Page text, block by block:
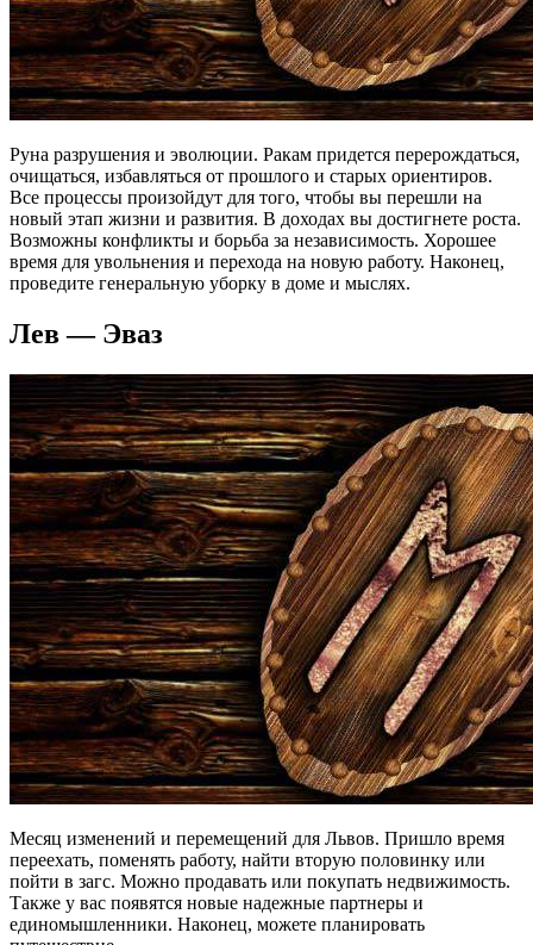
Руна разрушения и эволюции. Ракам придется перерождаться,
очищаться, избавляться от прошлого и старых ориентиров.
Все процессы произойдут для того, чтобы вы перешли на
новый этап жизни и развития. В доходах вы достигнете роста.
Возможны конфликты и борьба за независимость. Хорошее
время для увольнения и перехода на новую работу. Наконец,
проведите генеральную уборку в доме и мыслях.
Лев — Эваз
Месяц изменений и перемещений для Львов. Пришло время
переехать, поменять работу, найти вторую половинку или
пойти в загс. Можно продавать или покупать недвижимость.
Также у вас появятся новые надежные партнеры и
единомышленники. Наконец, можете планировать